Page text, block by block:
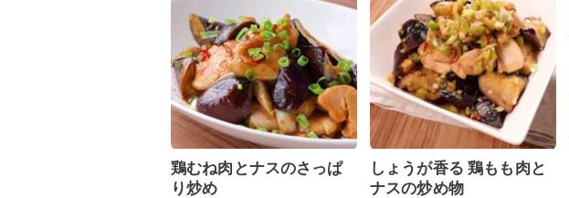
鶏むね肉とナスのさっぱ
り炒め
しょうが香る 鶏もも肉と
ナスの炒め物